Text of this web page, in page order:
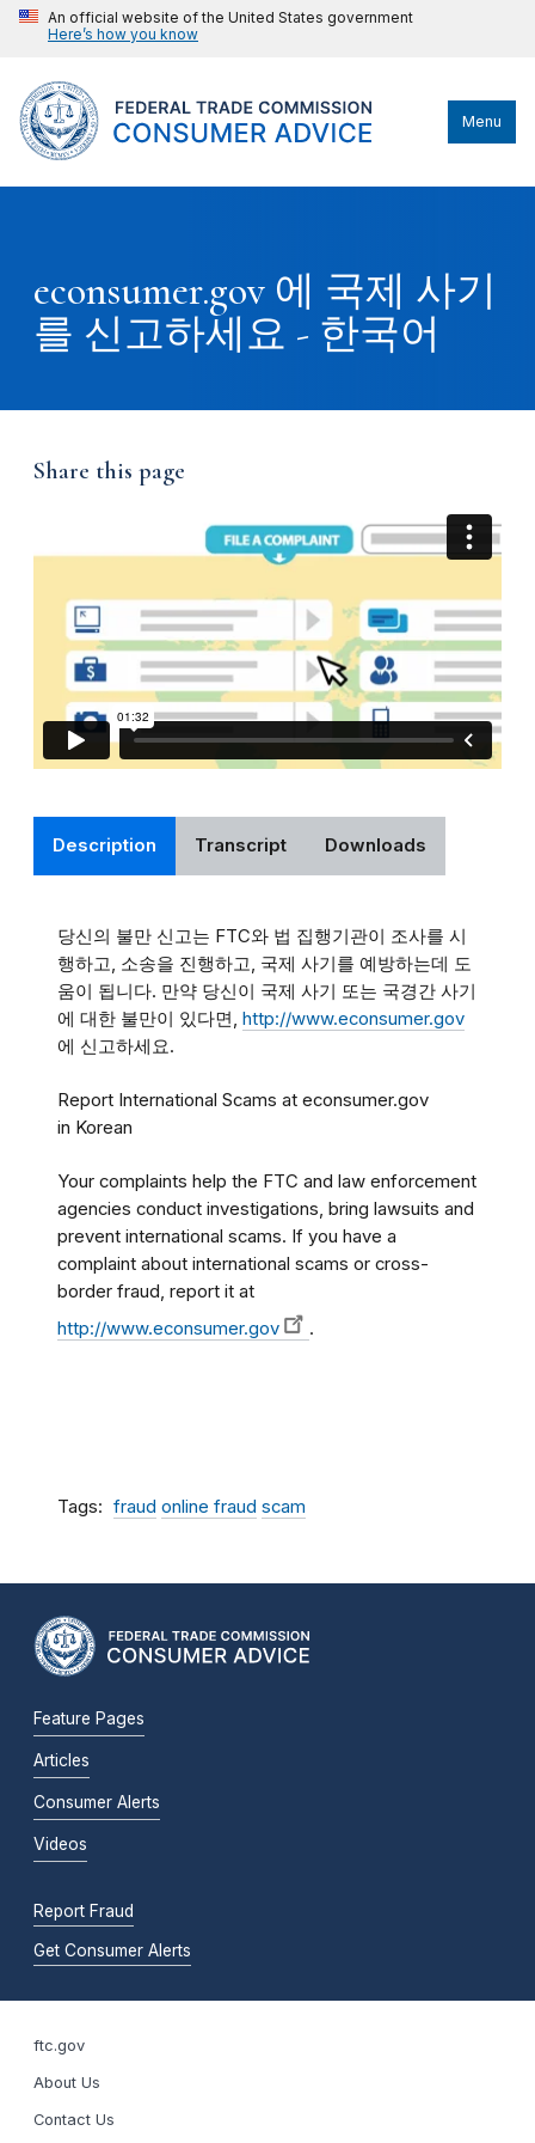
An official website of the United States government
Here’s how you know
Menu
econsumer.gov 에 국제 사기
를 신고하세요 - 한국어
Share this page
Description Transcript Downloads
당신의 불만 신고는 FTC와 법 집행기관이 조사를 시
행하고
소송을 진행하고 국제 사기를 예방하는데 도
움이 됩니다. 만약 당신이 국제 사기 또는 국경간 사기
에 대한 불만이 있다면 http://www.econsumer.gov
에 신고하세요.
Report International Scams at econsumer.gov
in Korean
Your complaints help the FTC and law enforcement
agencies conduct investigations, bring lawsuits and
prevent international scams. If you have a
complaint about international scams or cross-
border fraud, report it at
http://www.econsumer.gov
.
Tags fraud online fraud scam
Feature Pages
Articles
Consumer Alerts
Videos
Report Fraud
Get Consumer Alerts
ftc.gov
About Us
Contact Us